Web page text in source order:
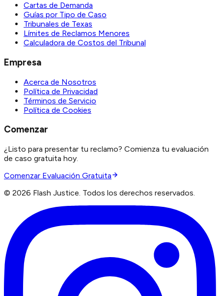
Cartas de Demanda
Guías por Tipo de Caso
Tribunales de Texas
Límites de Reclamos Menores
Calculadora de Costos del Tribunal
Empresa
Acerca de Nosotros
Política de Privacidad
Términos de Servicio
Política de Cookies
Comenzar
¿Listo para presentar tu reclamo? Comienza tu evaluación
de caso gratuita hoy.
Comenzar Evaluación Gratuita
© 2026 Flash Justice. Todos los derechos reservados.